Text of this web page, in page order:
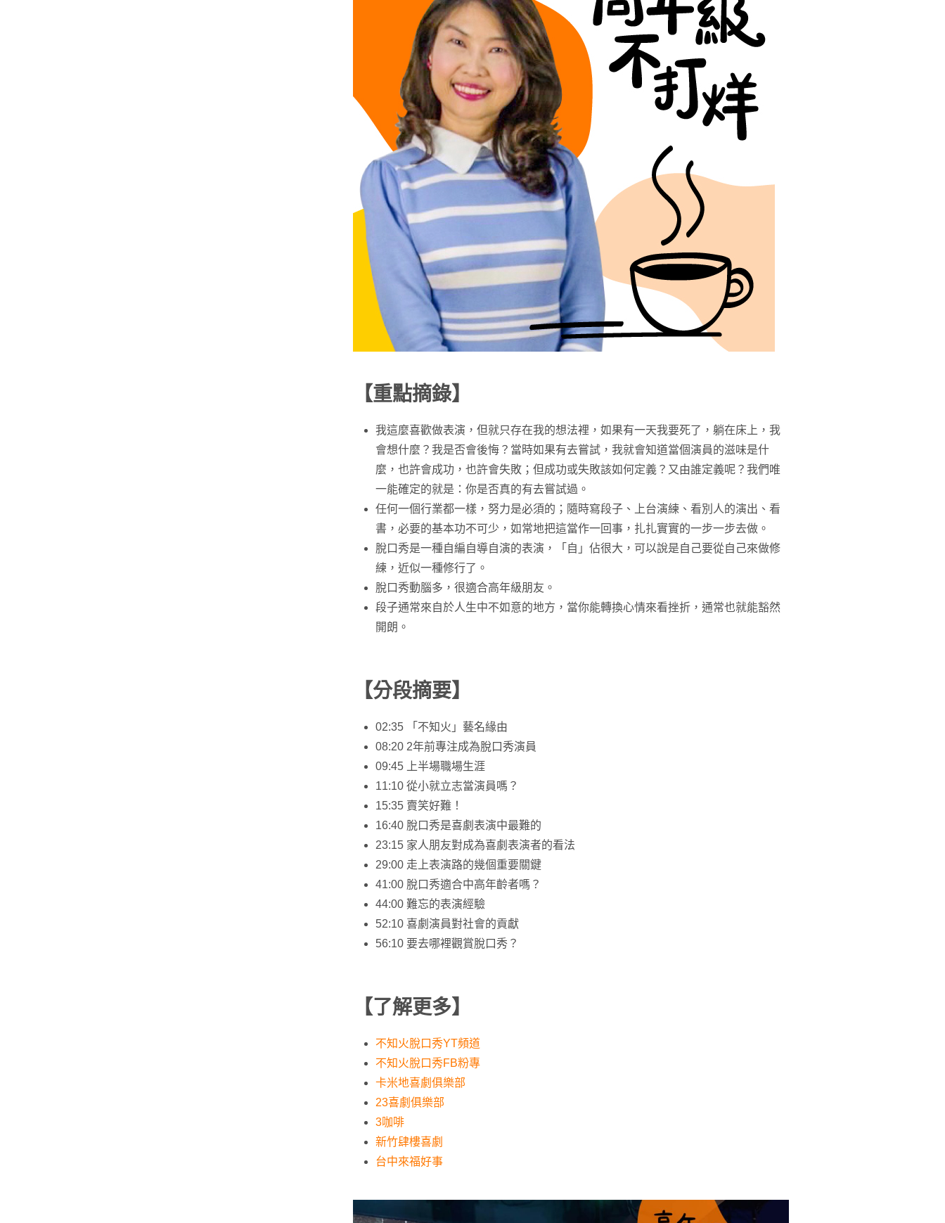
【重點摘錄】
我這麼喜歡做表演，但就只存在我的想法裡，如果有一天我要死了，躺在床上，我
會想什麼？我是否會後悔？當時如果有去嘗試，我就會知道當個演員的滋味是什
麼，也許會成功，也許會失敗；但成功或失敗該如何定義？又由誰定義呢？我們唯
一能確定的就是：你是否真的有去嘗試過。
任何一個行業都一樣，努力是必須的；隨時寫段子、上台演練、看別人的演出、看
書，必要的基本功不可少，如常地把這當作一回事，扎扎實實的一步一步去做。
脫口秀是一種自編自導自演的表演，「自」佔很大，可以說是自己要從自己來做修
練，近似一種修行了。
脫口秀動腦多，很適合高年級朋友。
段子通常來自於人生中不如意的地方，當你能轉換心情來看挫折，通常也就能豁然
開朗。
【分段摘要】
02:35 「不知火」藝名緣由
08:20 2年前專注成為脫口秀演員
09:45 上半場職場生涯
11:10 從小就立志當演員嗎？
15:35 賣笑好難！
16:40 脫口秀是喜劇表演中最難的
23:15 家人朋友對成為喜劇表演者的看法
29:00 走上表演路的幾個重要關鍵
41:00 脫口秀適合中高年齡者嗎？
44:00 難忘的表演經驗
52:10 喜劇演員對社會的貢獻
56:10 要去哪裡觀賞脫口秀？
【了解更多】
不知火脫口秀YT頻道
不知火脫口秀FB粉專
卡米地喜劇俱樂部
23喜劇俱樂部
3咖啡
新竹肆樓喜劇
台中來福好事